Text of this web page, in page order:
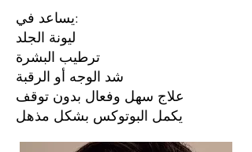
يساعد في:
ليونة الجلد
ترطيب البشرة
شد الوجه أو الرقبة
علاج سهل وفعال بدون توقف
يكمل البوتوكس بشكل مذهل